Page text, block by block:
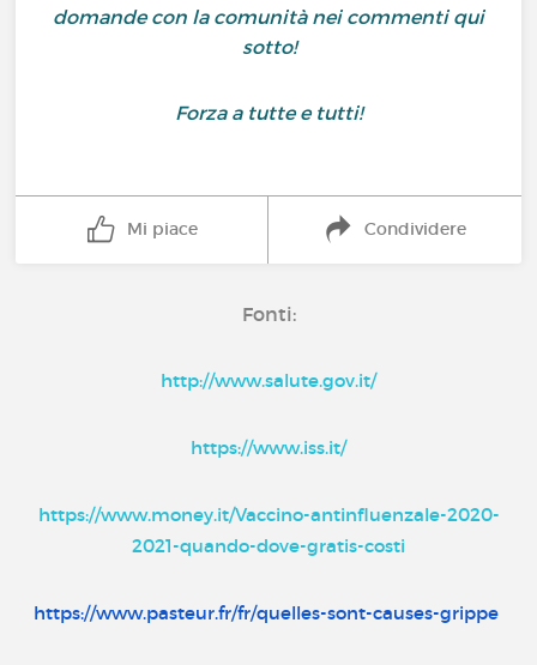
domande con la comunità nei commenti qui
sotto!
Forza a tutte e tutti!
Mi piace Condividere
Fonti:
http://www.salute.gov.it/
https://www.iss.it/
https://www.money.it/Vaccino-antinfluenzale-2020-
2021-quando-dove-gratis-costi
https://www.pasteur.fr/fr/quelles-sont-causes-grippe